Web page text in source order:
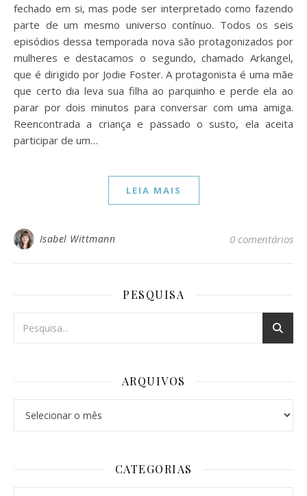
fechado em si, mas pode ser interpretado como fazendo
parte de um mesmo universo contínuo. Todos os seis
episódios dessa temporada nova são protagonizados por
mulheres e destacamos o segundo, chamado Arkangel,
que é dirigido por Jodie Foster. A protagonista é uma mãe
que certo dia leva sua filha ao parquinho e perde ela ao
parar por dois minutos para conversar com uma amiga.
Reencontrada a criança e passado o susto, ela aceita
participar de um…
LEIA MAIS
Isabel Wittmann 0 comentários
PESQUISA
ARQUIVOS
CATEGORIAS